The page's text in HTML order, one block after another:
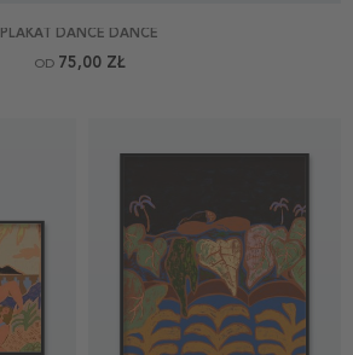
PLAKAT DANCE DANCE
OD 75,00 ZŁ